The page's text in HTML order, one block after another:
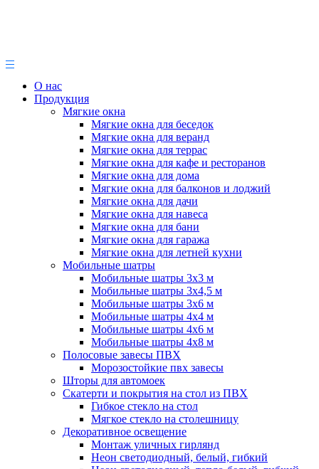
О нас
Продукция
Мягкие окна
Мягкие окна для беседок
Мягкие окна для веранд
Мягкие окна для террас
Мягкие окна для кафе и ресторанов
Мягкие окна для дома
Мягкие окна для балконов и лоджий
Мягкие окна для дачи
Мягкие окна для навеса
Мягкие окна для бани
Мягкие окна для гаража
Мягкие окна для летней кухни
Мобильные шатры
Мобильные шатры 3х3 м
Мобильные шатры 3х4,5 м
Мобильные шатры 3х6 м
Мобильные шатры 4х4 м
Мобильные шатры 4х6 м
Мобильные шатры 4х8 м
Полосовые завесы ПВХ
Морозостойкие пвх завесы
Шторы для автомоек
Скатерти и покрытия на стол из ПВХ
Гибкое стекло на стол
Мягкое стекло на столешницу
Декоративное освещение
Монтаж уличных гирлянд
Неон светодиодный, белый, гибкий